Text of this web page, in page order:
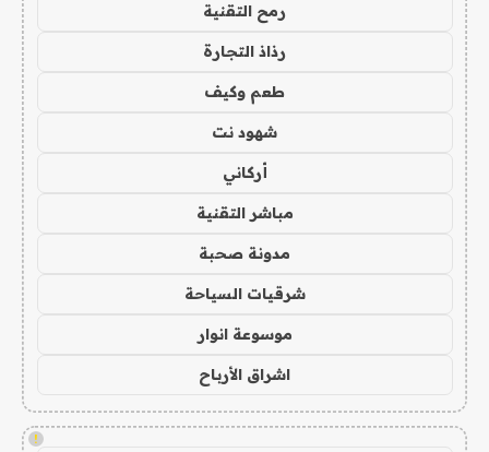
رمح التقنية
رذاذ التجارة
طعم وكيف
شهود نت
أركاني
مباشر التقنية
مدونة صحبة
شرقيات السياحة
موسوعة انوار
اشراق الأرباح
!